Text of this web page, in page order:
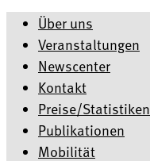
Über uns
Veranstaltungen
Newscenter
Kontakt
Preise/Statistiken
Publikationen
Mobilität